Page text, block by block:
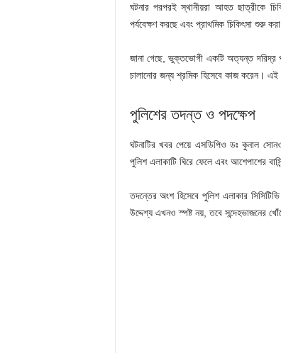
ঘটনার পরপরই স্থানীয়রা আহত ছাত্রীকে
পর্যবেক্ষণ করছে এবং প্রাথমিক চিকিৎসা শুরু
জানা গেছে, ভুক্তভোগী একটি অত্যন্ত দরিদ্র
চালানোর জন্য শ্রমিক হিসেবে কাজ করেন। এই
পুলিশের তদন্ত ও পদক্ষেপ
ঘটনাটির খবর পেয়ে এসডিপিও ডঃ কুনাল
পুলিশ এলাকাটি ঘিরে ফেলে এবং আশেপাশের
তদন্তের অংশ হিসেবে পুলিশ এলাকার
উদ্দেশ্য এখনও স্পষ্ট নয়, তবে সন্দেহভাজনের